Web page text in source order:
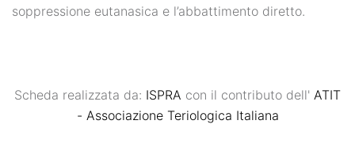
soppressione eutanasica e l’abbattimento diretto.
Scheda realizzata da: ISPRA con il contributo dell' ATIT
- Associazione Teriologica Italiana